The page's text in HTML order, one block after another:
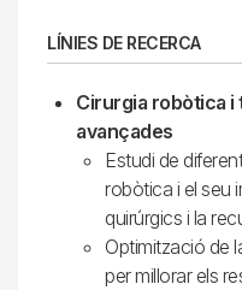
LÍNIES DE RECERCA
Cirurgia robòtica
avançades
Estudi de
robòtica i el seu
quirúrgics i la
Optimització de
per millorar els